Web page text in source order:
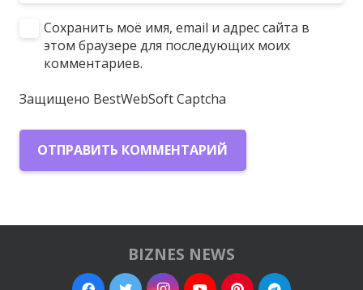
Сохранить моё имя, email и адрес сайта в
этом браузере для последующих моих
комментариев.
Защищено BestWebSoft Captcha
ОТПРАВИТЬ КОММЕНТАРИЙ
BIZNES NEWS